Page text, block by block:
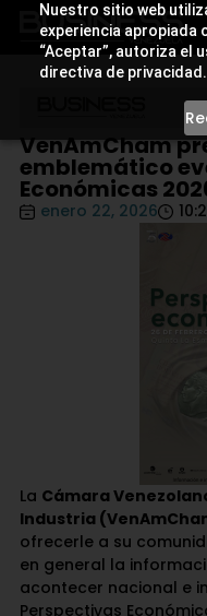
Nuestro sitio web
experiencia apropiada
“Aceptar”, autoriza el
directiva de privacidad.
VenAmCham
emblemático
Económicas
enero 22, 2026
La Cámara
Industria
ofrecerle a su
en general la
acontecer nacional e
Perspectivas